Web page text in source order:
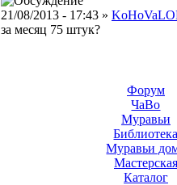
21/08/2013 - 17:43 »
за месяц 75 штук?
Форум
ЧаВо
Муравьи
Муравьи
Мастерская
Каталог